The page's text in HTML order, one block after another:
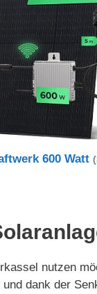
600 Watt
nutzen
dank der